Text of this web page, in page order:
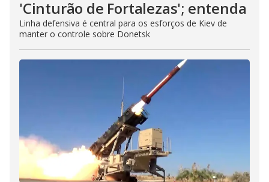
'Cinturão de Fortalezas'; entenda
Linha defensiva é central para os esforços de Kiev de
manter o controle sobre Donetsk